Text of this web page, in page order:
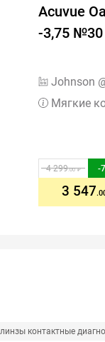
Acuvue
-3,75 №30
Johnson
Мягкие
4 299.00 -
3 547
линзы контактные